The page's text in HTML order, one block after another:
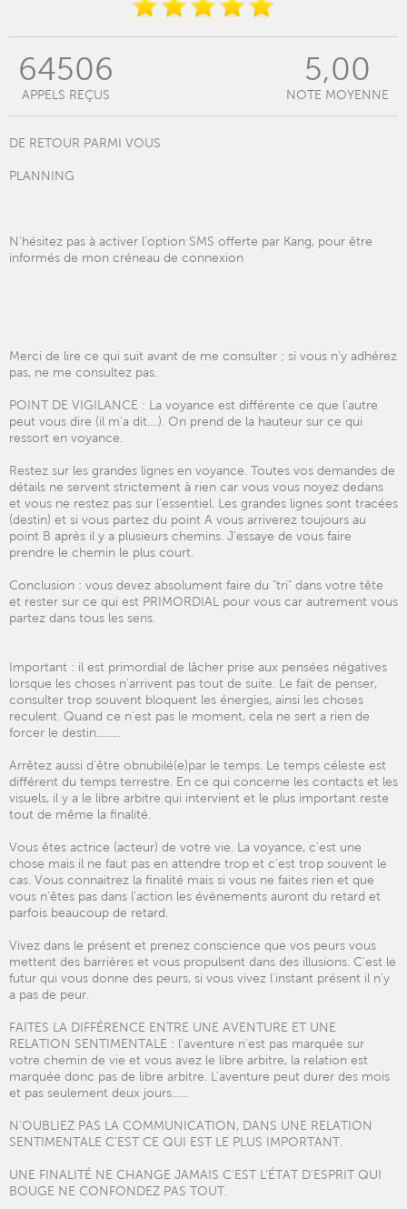
64506
APPELS REÇUS
5,00
NOTE MOYENNE
DE RETOUR PARMI VOUS
PLANNING
N'hésitez pas à activer l'option SMS offerte par Kang, pour être
informés de mon créneau de connexion
Merci de lire ce qui suit avant de me consulter ; si vous n'y adhérez
pas, ne me consultez pas.
POINT DE VIGILANCE : La voyance est différente ce que l'autre
peut vous dire (il m'a dit....). On prend de la hauteur sur ce qui
ressort en voyance.
Restez sur les grandes lignes en voyance. Toutes vos demandes de
détails ne servent strictement à rien car vous vous noyez dedans
et vous ne restez pas sur l'essentiel. Les grandes lignes sont tracées
(destin) et si vous partez du point A vous arriverez toujours au
point B après il y a plusieurs chemins. J'essaye de vous faire
prendre le chemin le plus court.
Conclusion : vous devez absolument faire du "tri" dans votre tête
et rester sur ce qui est PRIMORDIAL pour vous car autrement vous
partez dans tous les sens.
Important : il est primordial de lâcher prise aux pensées négatives
lorsque les choses n'arrivent pas tout de suite. Le fait de penser,
consulter trop souvent bloquent les énergies, ainsi les choses
reculent. Quand ce n'est pas le moment, cela ne sert a rien de
forcer le destin.........
Arrêtez aussi d'être obnubilé(e)par le temps. Le temps céleste est
différent du temps terrestre. En ce qui concerne les contacts et les
visuels, il y a le libre arbitre qui intervient et le plus important reste
tout de même la finalité.
Vous êtes actrice (acteur) de votre vie. La voyance, c'est une
chose mais il ne faut pas en attendre trop et c'est trop souvent le
cas. Vous connaitrez la finalité mais si vous ne faites rien et que
vous n'êtes pas dans l'action les évènements auront du retard et
parfois beaucoup de retard.
Vivez dans le présent et prenez conscience que vos peurs vous
mettent des barrières et vous propulsent dans des illusions. C'est le
futur qui vous donne des peurs, si vous vivez l'instant présent il n'y
a pas de peur.
FAITES LA DIFFÉRENCE ENTRE UNE AVENTURE ET UNE
RELATION SENTIMENTALE : l'aventure n'est pas marquée sur
votre chemin de vie et vous avez le libre arbitre, la relation est
marquée donc pas de libre arbitre. L'aventure peut durer des mois
et pas seulement deux jours......
N'OUBLIEZ PAS LA COMMUNICATION, DANS UNE RELATION
SENTIMENTALE C'EST CE QUI EST LE PLUS IMPORTANT.
UNE FINALITÉ NE CHANGE JAMAIS C'EST L’ÉTAT D'ESPRIT QUI
BOUGE NE CONFONDEZ PAS TOUT.